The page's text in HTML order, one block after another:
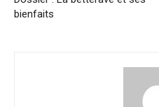
bienfaits